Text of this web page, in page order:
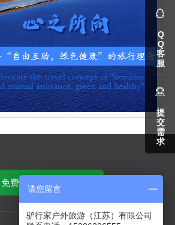
免费获取定制方案
Q
Q
客
服
提
交
需
求
请您留言
驴行家户外旅游（江苏）有限公司